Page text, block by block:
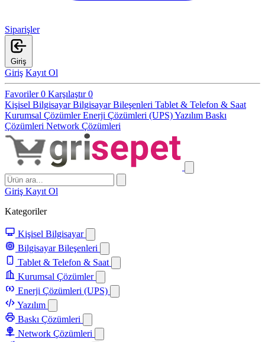
Siparişler
Giriş
Giriş Kayıt Ol
Favoriler0 Karşılaştır0
Kişisel BilgisayarBilgisayar Bileşenleri Tablet & Telefon & Saat
Kurumsal ÇözümlerEnerji Çözümleri (UPS)Yazılım Baskı
Çözümleri Network Çözümleri
Giriş Kayıt Ol
Kategoriler
Kişisel Bilgisayar
Bilgisayar Bileşenleri
Tablet & Telefon & Saat
Kurumsal Çözümler
Enerji Çözümleri (UPS)
Yazılım
Baskı Çözümleri
Network Çözümleri